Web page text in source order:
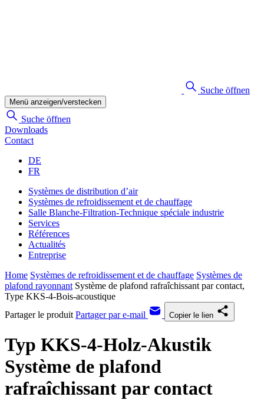
Suche öffnen
Menü anzeigen/verstecken
Suche öffnen
Downloads
Contact
DE
FR
Systèmes de distribution d’air
Systèmes de refroidissement et de chauffage
Salle Blanche-Filtration-Technique spéciale industrie
Services
Références
Actualités
Entreprise
Home Systèmes de refroidissement et de chauffage Systèmes de
plafond rayonnant Système de plafond rafraîchissant par contact,
Type KKS-4-Bois-acoustique
Partager le produit Partager par e-mail Copier le lien
Typ KKS-4-Holz-Akustik
Système de plafond
rafraîchissant par contact